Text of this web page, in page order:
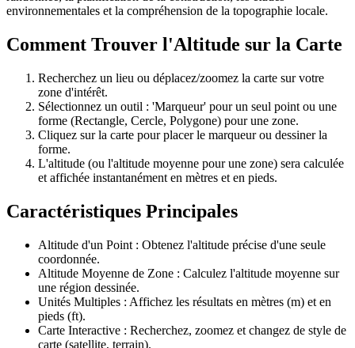
environnementales et la compréhension de la topographie locale.
Comment Trouver l'Altitude sur la Carte
Recherchez un lieu ou déplacez/zoomez la carte sur votre
zone d'intérêt.
Sélectionnez un outil : 'Marqueur' pour un seul point ou une
forme (Rectangle, Cercle, Polygone) pour une zone.
Cliquez sur la carte pour placer le marqueur ou dessiner la
forme.
L'altitude (ou l'altitude moyenne pour une zone) sera calculée
et affichée instantanément en mètres et en pieds.
Caractéristiques Principales
Altitude d'un Point : Obtenez l'altitude précise d'une seule
coordonnée.
Altitude Moyenne de Zone : Calculez l'altitude moyenne sur
une région dessinée.
Unités Multiples : Affichez les résultats en mètres (m) et en
pieds (ft).
Carte Interactive : Recherchez, zoomez et changez de style de
carte (satellite, terrain).